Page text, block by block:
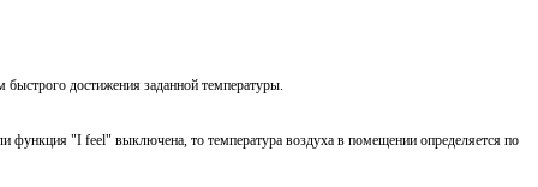
достижения заданной температуры.
функция "I feel" выключена, то температура воздуха в помещении определяется по